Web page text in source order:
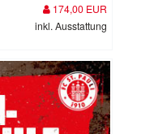
174,00 EUR
inkl. Ausstattung